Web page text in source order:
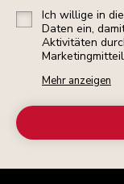
Ich willige in
Daten ein,
Aktivitäten
Mehr anzeigen